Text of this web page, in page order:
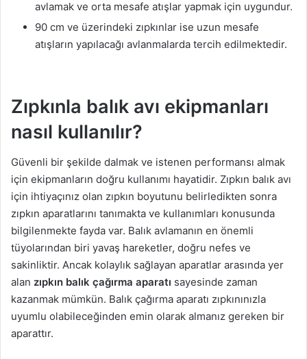
avlamak ve orta mesafe atışlar yapmak için uygundur.
90 cm ve üzerindeki zıpkınlar ise uzun mesafe
atışların yapılacağı avlanmalarda tercih edilmektedir.
Zıpkınla balık avı ekipmanları
nasıl kullanılır?
Güvenli bir şekilde dalmak ve istenen performansı almak
için ekipmanların doğru kullanımı hayatidir. Zıpkın balık avı
için ihtiyaçınız olan zıpkın boyutunu belirledikten sonra
zıpkın aparatlarını tanımakta ve kullanımları konusunda
bilgilenmekte fayda var. Balık avlamanın en önemli
tüyolarından biri yavaş hareketler, doğru nefes ve
sakinliktir. Ancak kolaylık sağlayan aparatlar arasında yer
alan zıpkın balık çağırma aparatı sayesinde zaman
kazanmak mümkün. Balık çağırma aparatı zıpkınınızla
uyumlu olabileceğinden emin olarak almanız gereken bir
aparattır.